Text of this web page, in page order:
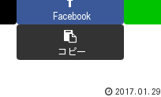
Facebook
コピー
2017.01.29